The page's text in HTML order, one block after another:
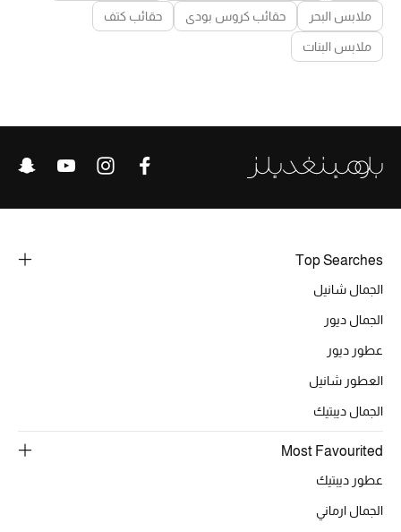
ملابس البحر حقائب كروس بودي حقائب كتف
ملابس البنات
Top Searches
الجمال شانيل
الجمال ديور
عطور ديور
العطور شانيل
الجمال ديبتيك
Most Favourited
عطور ديبتيك
الجمال ارماني